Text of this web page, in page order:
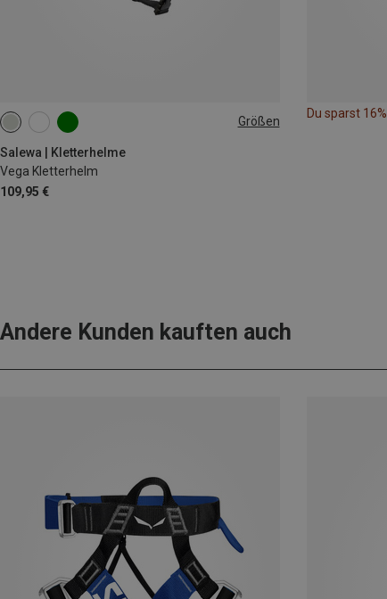
Größen
Salewa | Kletterhelme
Vega Kletterhelm
109,95 €
L-XL | 59-63CM
Du sparst 16%
Andere Kunden kauften auch